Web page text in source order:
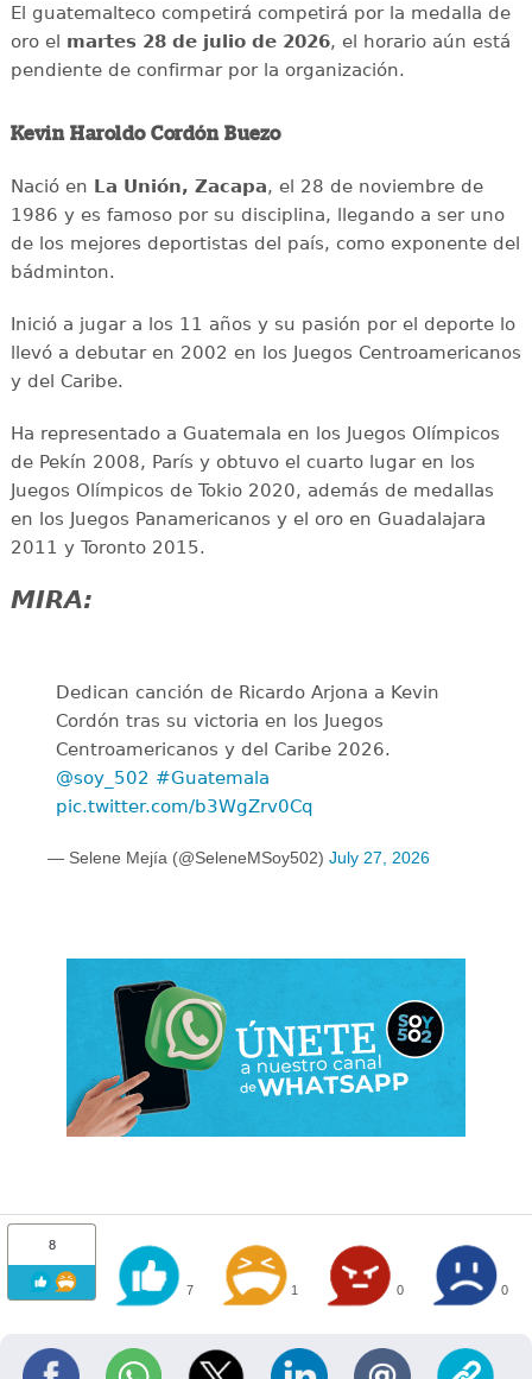
El guatemalteco competirá competirá por la medalla de
oro el martes 28 de julio de 2026, el horario aún está
pendiente de confirmar por la organización.
Kevin Haroldo Cordón Buezo
Nació en La Unión, Zacapa, el 28 de noviembre de
1986 y es famoso por su disciplina, llegando a ser uno
de los mejores deportistas del país, como exponente del
bádminton.
Inició a jugar a los 11 años y su pasión por el deporte lo
llevó a debutar en 2002 en los Juegos Centroamericanos
y del Caribe.
Ha representado a Guatemala en los Juegos Olímpicos
de Pekín 2008, París y obtuvo el cuarto lugar en los
Juegos Olímpicos de Tokio 2020, además de medallas
en los Juegos Panamericanos y el oro en Guadalajara
2011 y Toronto 2015.
MIRA:
Dedican canción de Ricardo Arjona a Kevin
Cordón tras su victoria en los Juegos
Centroamericanos y del Caribe 2026.
@soy_502 #Guatemala
pic.twitter.com/b3WgZrv0Cq
— Selene Mejía (@SeleneMSoy502) July 27, 2026
8
7 1 0 0